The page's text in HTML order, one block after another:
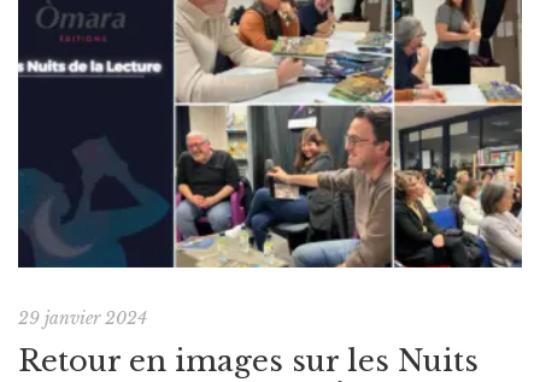
29 janvier 2024
Retour en images sur les Nuits